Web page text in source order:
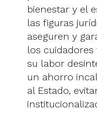
bienestar y el
las figuras
aseguren y
los
su labor
un ahorro
al Estado,